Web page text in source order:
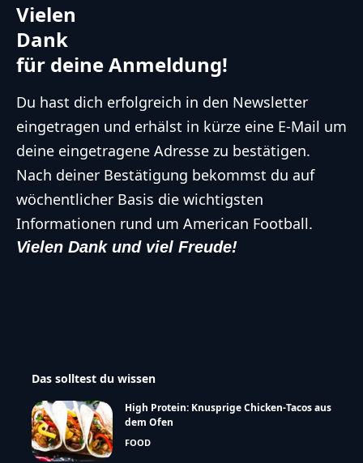
Vielen
Dank
für deine Anmeldung!
Du hast dich erfolgreich in den Newsletter
eingetragen und erhälst in kürze eine E-Mail um
deine eingetragene Adresse zu bestätigen.
Nach deiner Bestätigung bekommst du auf
wöchentlicher Basis die wichtigsten
Informationen rund um American Football.
Vielen Dank und viel Freude!
Das solltest du wissen
High Protein: Knusprige Chicken-Tacos aus
dem Ofen
FOOD